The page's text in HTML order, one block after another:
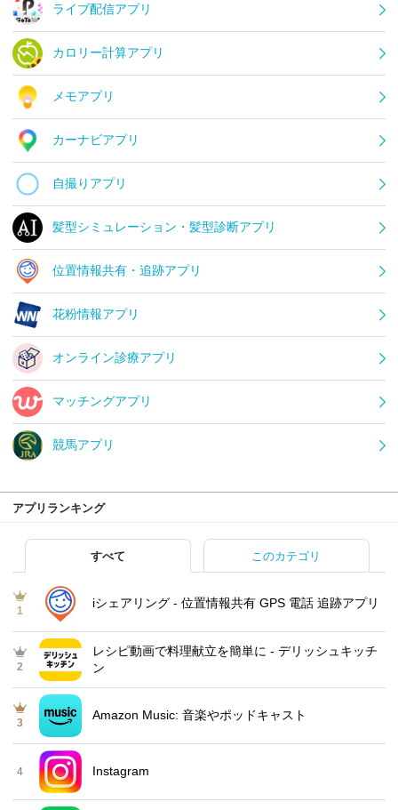
ライブ配信アプリ
カロリー計算アプリ
メモアプリ
カーナビアプリ
自撮りアプリ
髪型シミュレーション・髪型診断アプリ
位置情報共有・追跡アプリ
花粉情報アプリ
オンライン診療アプリ
マッチングアプリ
競馬アプリ
アプリランキング
すべて このカテゴリ
1
iシェアリング - 位置情報共有 GPS 電話 追跡アプリ
2
レシピ動画で料理献立を簡単‪に - デリッシュキッチ
ン
3
Amazon Music: 音楽やポッドキャスト
4 Instagram